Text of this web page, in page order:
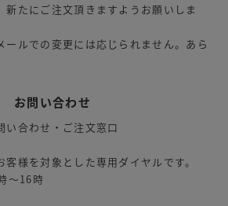
新たにご注文頂きますようお願いしま
ールでの変更には応じられません。あら
お問い合わせ
合わせ・ご注文窓口
様を対象とした専用ダイヤルです。
～16時